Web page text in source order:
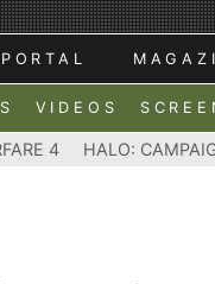
PORTAL
VIDEOS
4 HALO: